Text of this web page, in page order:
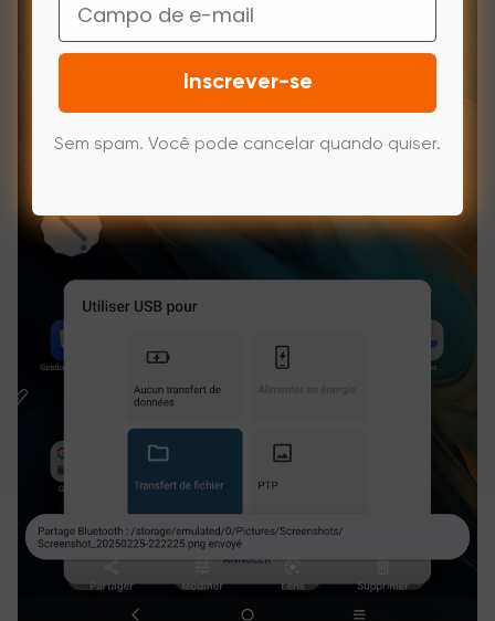
Inscrever-se
Sem spam. Você pode cancelar quando quiser.